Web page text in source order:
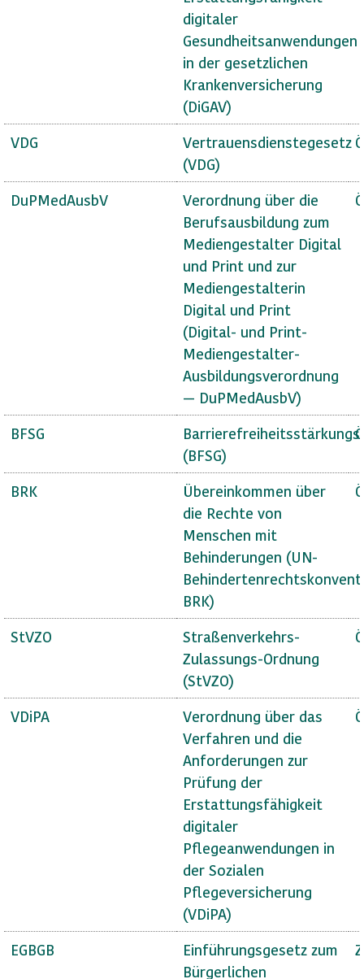
digitaler
Gesundheitsanwendungen
in der gesetzlichen
Krankenversicherung
(DiGAV)
VDG
Vertrauensdienstegesetz
(VDG)
DuPMedAusbV
Verordnung über die
Berufsausbildung zum
Mediengestalter Digital
und Print und zur
Mediengestalterin
Digital und Print
(Digital- und Print-
Mediengestalter-
Ausbildungsverordnung
— DuPMedAusbV)
BFSG
(BFSG)
BRK
Übereinkommen über
die Rechte von
Menschen mit
Behinderungen (UN-
BRK)
StVZO
Straßenverkehrs-
Zulassungs-Ordnung
(StVZO)
VDiPA
Verordnung über das
Verfahren und die
Anforderungen zur
Prüfung der
Erstattungsfähigkeit
digitaler
Pflegeanwendungen in
der Sozialen
Pflegeversicherung
(VDiPA)
EGBGB
Einführungsgesetz zum
Bürgerlichen